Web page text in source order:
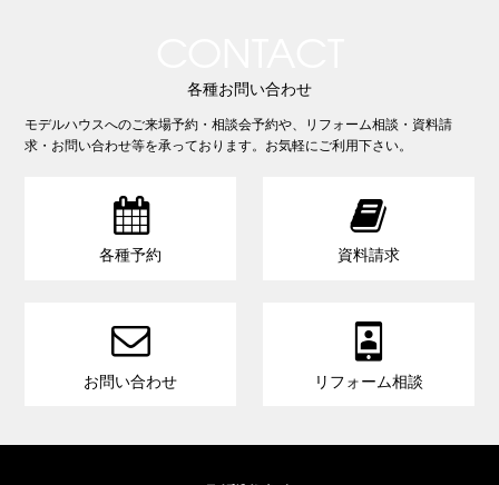
各種お問い合わせ
モデルハウスへのご来場予約・相談会予約や、リフォーム相談・資料請
求・お問い合わせ等を承っております。お気軽にご利用下さい。

各種予約

資料請求

お問い合わせ

リフォーム相談